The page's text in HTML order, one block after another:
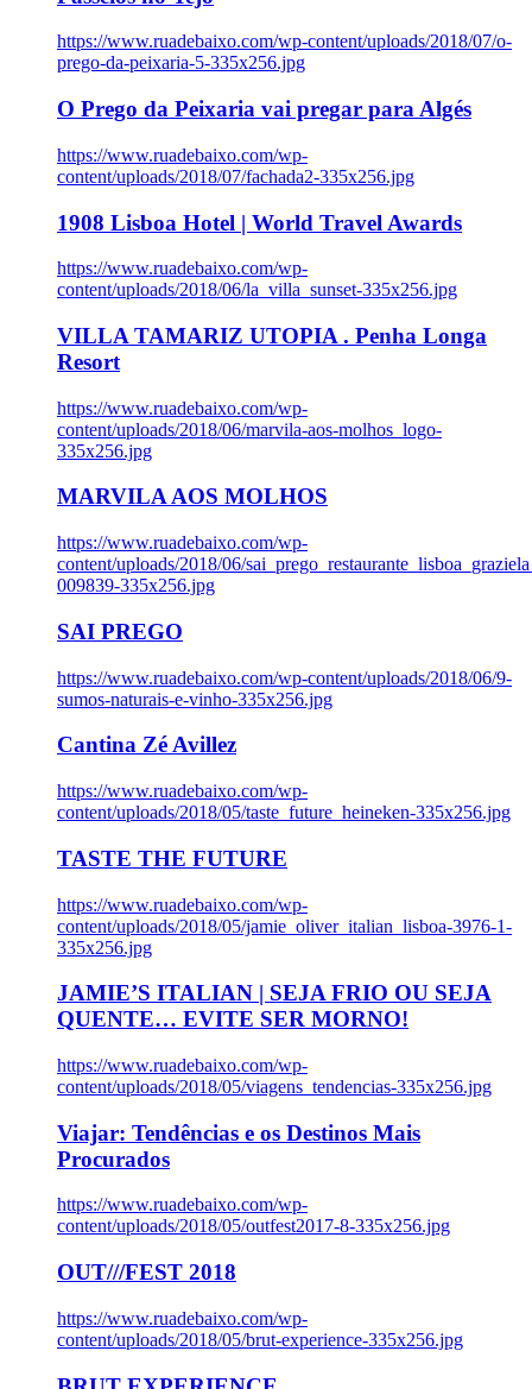
https://www.ruadebaixo.com/wp-content/uploads/2018/07/o-
prego-da-peixaria-5-335x256.jpg
O Prego da Peixaria vai pregar para Algés
https://www.ruadebaixo.com/wp-
content/uploads/2018/07/fachada2-335x256.jpg
1908 Lisboa Hotel | World Travel Awards
https://www.ruadebaixo.com/wp-
content/uploads/2018/06/la_villa_sunset-335x256.jpg
VILLA TAMARIZ UTOPIA . Penha Longa
Resort
https://www.ruadebaixo.com/wp-
content/uploads/2018/06/marvila-aos-molhos_logo-
335x256.jpg
MARVILA AOS MOLHOS
https://www.ruadebaixo.com/wp-
content/uploads/2018/06/
009839-335x256.jpg
SAI PREGO
https://www.ruadebaixo.com/wp-content/uploads/2018/06/9-
sumos-naturais-e-vinho-335x256.jpg
Cantina Zé Avillez
https://www.ruadebaixo.com/wp-
content/uploads/2018/05/taste_future_heineken-335x256.jpg
TASTE THE FUTURE
https://www.ruadebaixo.com/wp-
content/uploads/2018/05/jamie_oliver_italian_lisboa-3976-1-
335x256.jpg
JAMIE’S ITALIAN | SEJA FRIO OU SEJA
QUENTE… EVITE SER MORNO!
https://www.ruadebaixo.com/wp-
content/uploads/2018/05/viagens_tendencias-335x256.jpg
Viajar: Tendências e os Destinos Mais
Procurados
https://www.ruadebaixo.com/wp-
content/uploads/2018/05/outfest2017-8-335x256.jpg
OUT///FEST 2018
https://www.ruadebaixo.com/wp-
content/uploads/2018/05/brut-experience-335x256.jpg